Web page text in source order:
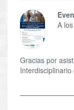
A
Gracias por